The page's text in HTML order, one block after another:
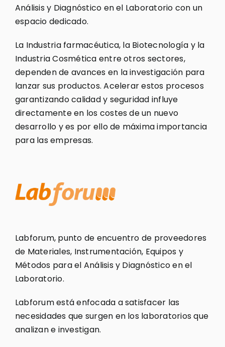
Análisis y Diagnóstico en el Laboratorio con un
espacio dedicado.
La Industria farmacéutica, la Biotecnología y la
Industria Cosmética entre otros sectores,
dependen de avances en la investigación para
lanzar sus productos. Acelerar estos procesos
garantizando calidad y seguridad influye
directamente en los costes de un nuevo
desarrollo y es por ello de máxima importancia
para las empresas.
Labforum, punto de encuentro de proveedores
de Materiales, Instrumentación, Equipos y
Métodos para el Análisis y Diagnóstico en el
Laboratorio.
Labforum está enfocada a satisfacer las
necesidades que surgen en los laboratorios que
analizan e investigan.